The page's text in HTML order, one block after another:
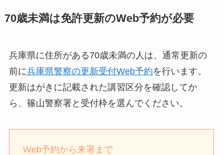
70歳未満は免許更新のWeb予約が必要
兵庫県に住所がある70歳未満の人は、通常更新の
前に兵庫県警察の更新受付Web予約を行います。
更新はがきに記載された講習区分を確認してか
ら、篠山警察署と受付枠を選んでください。
Web予約から来署まで